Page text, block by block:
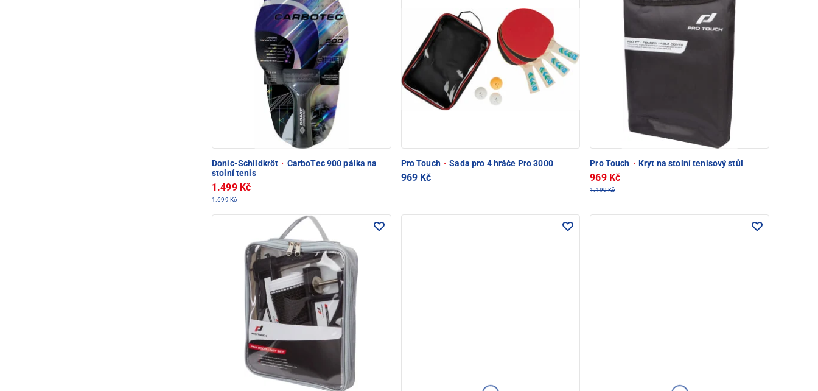
Donic-Schildkröt · CarboTec 900 pálka na
stolní tenis
1.499 Kč
1.699 Kč
Pro Touch · Sada pro 4 hráče Pro 3000
969 Kč
Pro Touch · Kryt na stolní tenisový stůl
969 Kč
1.199 Kč